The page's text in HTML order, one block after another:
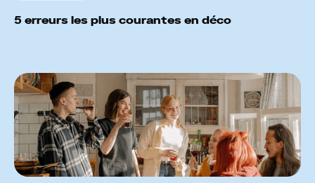
5 erreurs les plus courantes en déco